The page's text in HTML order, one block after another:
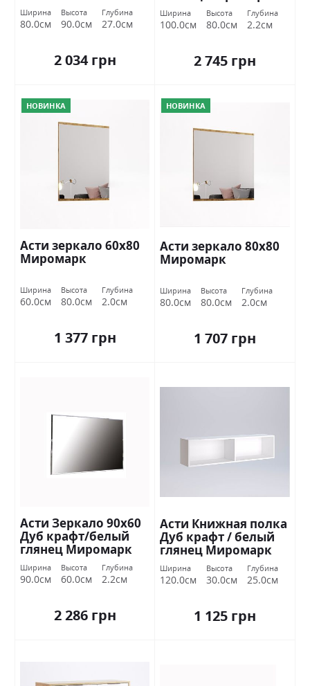
Ширина
80.0см
Высота
90.0см
Глубина
27.0см
2 034 грн
Ширина
100.0см
Высота
80.0см
Глубина
2.2см
2 745 грн
НОВИНКА
Асти зеркало 60х80
Миромарк
Ширина
60.0см
Высота
80.0см
Глубина
2.0см
1 377 грн
НОВИНКА
Асти зеркало 80х80
Миромарк
Ширина
80.0см
Высота
80.0см
Глубина
2.0см
1 707 грн
Асти Зеркало 90х60
Дуб крафт/белый
глянец Миромарк
Ширина
90.0см
Высота
60.0см
Глубина
2.2см
2 286 грн
Асти Книжная полка
Дуб крафт / белый
глянец Миромарк
Ширина
120.0см
Высота
30.0см
Глубина
25.0см
1 125 грн